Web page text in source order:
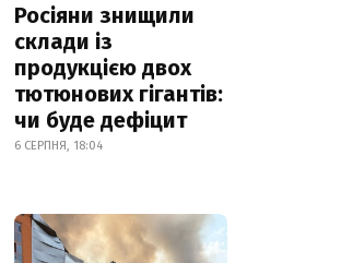
Росіяни знищили
склади із
продукцією двох
тютюнових гігантів:
чи буде дефіцит
6 СЕРПНЯ, 18:04